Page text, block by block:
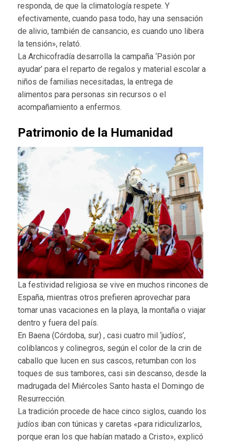
responda, de que la climatología respete. Y
efectivamente, cuando pasa todo, hay una sensación
de alivio, también de cansancio, es cuando uno libera
la tensión», relató.
La Archicofradía desarrolla la campaña ‘Pasión por
ayudar’ para el reparto de regalos y material escolar a
niños de familias necesitadas, la entrega de
alimentos para personas sin recursos o el
acompañamiento a enfermos.
Patrimonio de la Humanidad
La festividad religiosa se vive en muchos rincones de
España, mientras otros prefieren aprovechar para
tomar unas vacaciones en la playa, la montaña o viajar
dentro y fuera del país.
En Baena (Córdoba, sur) , casi cuatro mil ‘judíos’,
coliblancos y colinegros, según el color de la crin de
caballo que lucen en sus cascos, retumban con los
toques de sus tambores, casi sin descanso, desde la
madrugada del Miércoles Santo hasta el Domingo de
Resurrección.
La tradición procede de hace cinco siglos, cuando los
judíos iban con túnicas y caretas «para ridiculizarlos,
porque eran los que habían matado a Cristo», explicó